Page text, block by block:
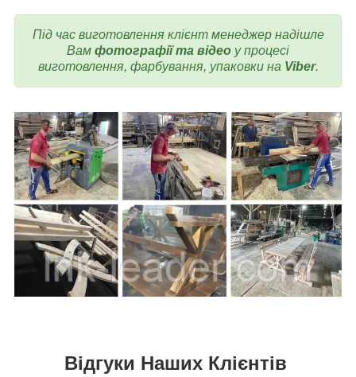
Під час виготовлення клієнт менеджер надішле
Вам фотографії та відео у процесі
виготовлення, фарбування, упаковки на Viber.
Відгуки Наших Клієнтів